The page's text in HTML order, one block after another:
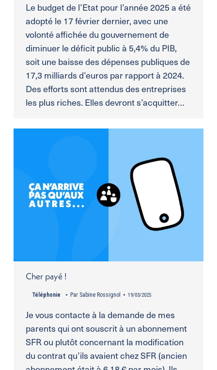
Le budget de l’Etat pour l’année 2025 a été
adopté le 17 février dernier, avec une
volonté affichée du gouvernement de
diminuer le déficit public à 5,4% du PIB,
soit une baisse des dépenses publiques de
17,3 milliards d’euros par rapport à 2024.
Des efforts sont attendus des entreprises
les plus riches. Elles devront s’acquitter…
Cher payé !
Téléphonie Par Sabine Rossignol 19/03/2025
Je vous contacte à la demande de mes
parents qui ont souscrit à un abonnement
SFR ou plutôt concernant la modification
du contrat qu’ils avaient chez SFR (ancien